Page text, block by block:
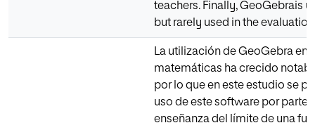
teachers. Finally, GeoGebrais
but rarely used in the
La utilización de GeoGebra en
matemáticas ha crecido
por lo que en este estudio se
uso de este software por parte
enseñanza del límite de una